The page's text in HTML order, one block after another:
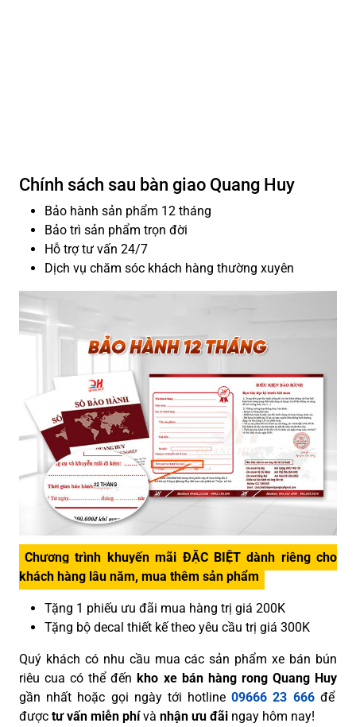
Chính sách sau bàn giao Quang Huy
Bảo hành sản phẩm 12 tháng
Bảo trì sản phẩm trọn đời
Hỗ trợ tư vấn 24/7
Dịch vụ chăm sóc khách hàng thường xuyên
Chương trình khuyến mãi ĐẶC BIỆT dành riêng cho
khách hàng lâu năm, mua thêm sản phẩm
Tặng 1 phiếu ưu đãi mua hàng trị giá 200K
Tặng bộ decal thiết kế theo yêu cầu trị giá 300K
Quý khách có nhu cầu mua các sản phẩm xe bán bún
riêu cua có thể đếnkho xe bán hàng rong Quang Huy
gần nhất hoặc gọi ngày tới hotline09666 23 666để
được tư vấn miễn phívà nhận ưu đãi ngay hôm nay!